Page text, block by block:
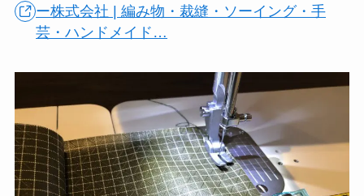
ー株式会社 | 編み物・裁縫・ソーイング・手
芸・ハンドメイド…